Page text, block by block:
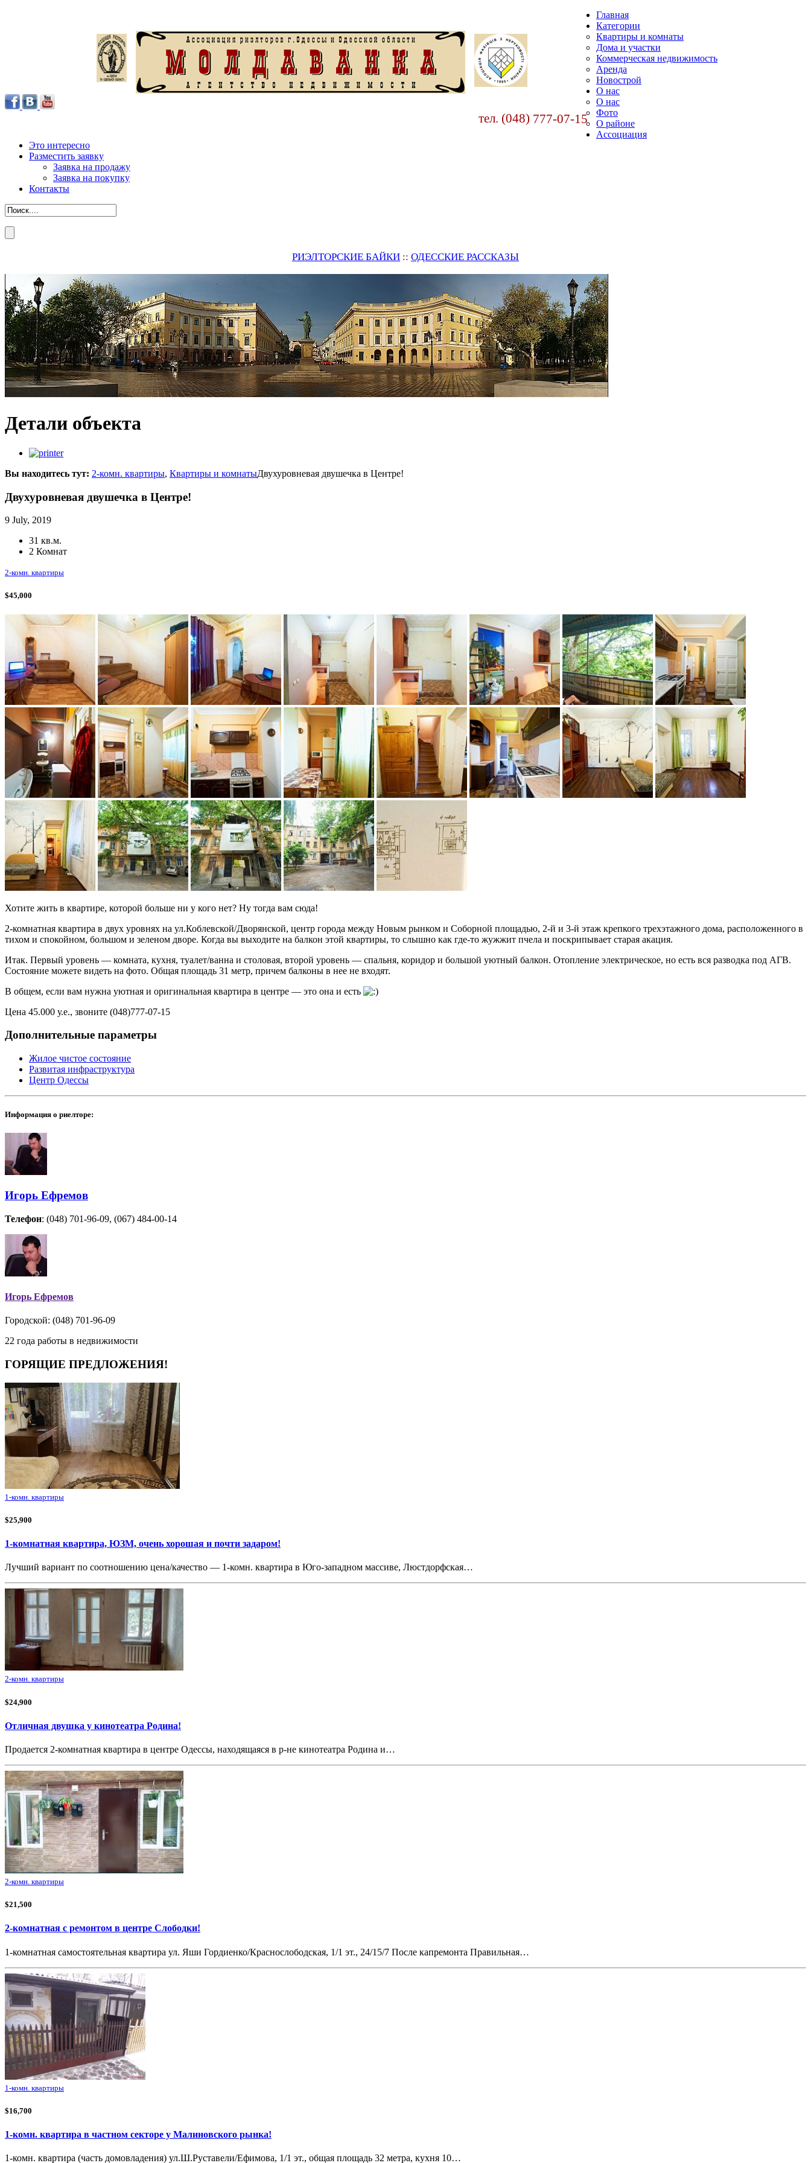
тел. (048) 777-07-15
Главная
Категории
Квартиры и комнаты
Дома и участки
Коммерческая недвижимость
Аренда
Новострой
О нас
О нас
Фото
О районе
Ассоциация
Это интересно
Разместить заявку
Заявка на продажу
Заявка на покупку
Контакты
РИЭЛТОРСКИЕ БАЙКИ :: ОДЕССКИЕ РАССКАЗЫ
Детали объекта
Вы находитесь тут: 2-комн. квартиры, Квартиры и комнатыДвухуровневая двушечка в Центре!
Двухуровневая двушечка в Центре!
9 July, 2019
31 кв.м.
2 Комнат
2-комн. квартиры
$45,000
Хотите жить в квартире, которой больше ни у кого нет? Ну тогда вам сюда!
2-комнатная квартира в двух уровнях на ул.Коблевской/Дворянской, центр города между Новым рынком и Соборной площадью, 2-й и 3-й этаж крепкого трехэтажного дома, расположенного в
тихом и спокойном, большом и зеленом дворе. Когда вы выходите на балкон этой квартиры, то слышно как где-то жужжит пчела и поскрипывает старая акация.
Итак. Первый уровень — комната, кухня, туалет/ванна и столовая, второй уровень — спальня, коридор и большой уютный балкон. Отопление электрическое, но есть вся разводка под АГВ.
Состояние можете видеть на фото. Общая площадь 31 метр, причем балконы в нее не входят.
В общем, если вам нужна уютная и оригинальная квартира в центре — это она и есть
Цена 45.000 у.е., звоните (048)777-07-15
Дополнительные параметры
Жилое чистое состояние
Развитая инфраструктура
Центр Одессы
Информация о риелторе:
Игорь Ефремов
Телефон: (048) 701-96-09, (067) 484-00-14
Игорь Ефремов
Городской: (048) 701-96-09
22 года работы в недвижимости
ГОРЯЩИЕ ПРЕДЛОЖЕНИЯ!
1-комн. квартиры
$25,900
1-комнатная квартира, ЮЗМ, очень хорошая и почти задаром!
Лучший вариант по соотношению цена/качество — 1-комн. квартира в Юго-западном массиве, Люстдорфская…
2-комн. квартиры
$24,900
Отличная двушка у кинотеатра Родина!
Продается 2-комнатная квартира в центре Одессы, находящаяся в р-не кинотеатра Родина и…
2-комн. квартиры
$21,500
2-комнатная с ремонтом в центре Слободки!
1-комнатная самостоятельная квартира ул. Яши Гордиенко/Краснослободская, 1/1 эт., 24/15/7 После капремонта Правильная…
1-комн. квартиры
$16,700
1-комн. квартира в частном секторе у Малиновского рынка!
1-комн. квартира (часть домовладения) ул.Ш.Руставели/Ефимова, 1/1 эт., общая площадь 32 метра, кухня 10…